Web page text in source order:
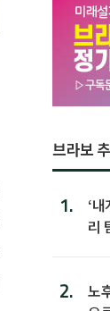
브라보
1.
‘
리
2.
노